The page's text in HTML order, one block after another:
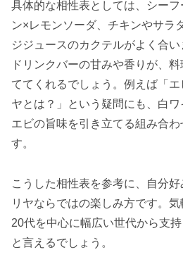
具体的な相性表としては、シー
ン×レモンソーダ、チキンやサラ
ジジュースのカクテルがよく合
ドリンクバーの甘みや香りが、
ててくれるでしょう。例えば「
ヤとは？」という疑問にも、白
エビの旨味を引き立てる組み合
す。
こうした相性表を参考に、自分
リヤならではの楽しみ方です。気
20代を中心に幅広い世代から支
と言えるでしょう。